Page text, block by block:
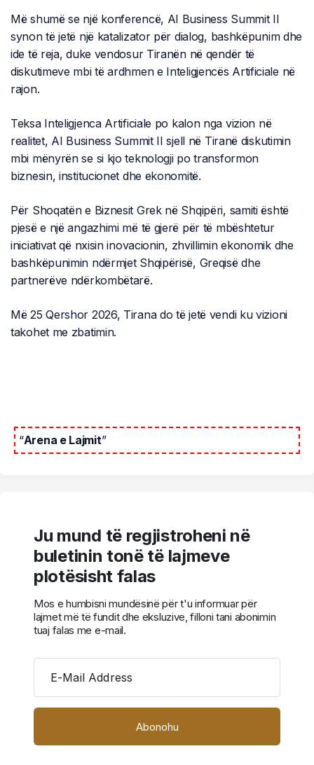
Më shumë se një konferencë, AI Business Summit II
synon të jetë një katalizator për dialog, bashkëpunim dhe
ide të reja, duke vendosur Tiranën në qendër të
diskutimeve mbi të ardhmen e Inteligjencës Artificiale në
rajon.
Teksa Inteligjenca Artificiale po kalon nga vizion në
realitet, AI Business Summit II sjell në Tiranë diskutimin
mbi mënyrën se si kjo teknologji po transformon
biznesin, institucionet dhe ekonomitë.
Për Shoqatën e Biznesit Grek në Shqipëri, samiti është
pjesë e një angazhimi më të gjerë për të mbështetur
iniciativat që nxisin inovacionin, zhvillimin ekonomik dhe
bashkëpunimin ndërmjet Shqipërisë, Greqisë dhe
partnerëve ndërkombëtarë.
Më 25 Qershor 2026, Tirana do të jetë vendi ku vizioni
takohet me zbatimin.
“Arena e Lajmit”
Ju mund të regjistroheni në
buletinin tonë të lajmeve
plotësisht falas
Mos e humbisni mundësinë për t'u informuar për
lajmet më të fundit dhe eksluzive, filloni tani abonimin
tuaj falas me e-mail.
E-Mail Address